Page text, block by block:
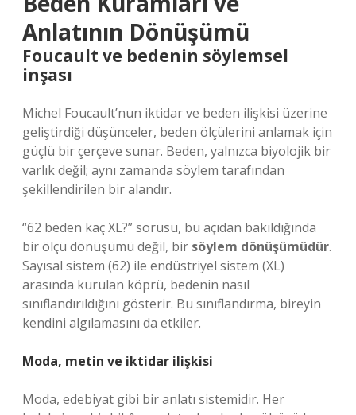
Anlatının Dönüşümü
Foucault ve bedenin söylemsel
inşası
Michel Foucault’nun iktidar ve beden ilişkisi üzerine
geliştirdiği düşünceler, beden ölçülerini anlamak için
güçlü bir çerçeve sunar. Beden, yalnızca biyolojik bir
varlık değil; aynı zamanda söylem tarafından
şekillendirilen bir alandır.
“62 beden kaç XL?” sorusu, bu açıdan bakıldığında
bir ölçü dönüşümü değil, bir söylem dönüşümüdür.
Sayısal sistem (62) ile endüstriyel sistem (XL)
arasında kurulan köprü, bedenin nasıl
sınıflandırıldığını gösterir. Bu sınıflandırma, bireyin
kendini algılamasını da etkiler.
Moda, metin ve iktidar ilişkisi
Moda, edebiyat gibi bir anlatı sistemidir. Her